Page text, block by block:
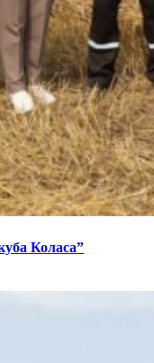
Коласа”